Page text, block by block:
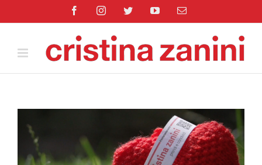
FacebookInstagramTwitterYouTubeEmail
immagine